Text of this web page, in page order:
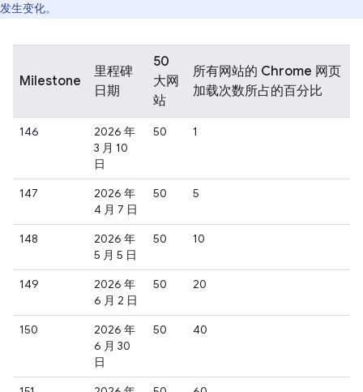
发生变化。
Milestone
里程碑
日期
50
大网
站
所有网站的 Chrome 网页
加载次数所占的百分比
146
2026 年
3 月 10
日
50 1
147
2026 年
4 月 7 日
50 5
148
2026 年
5 月 5 日
50 10
149
2026 年
6 月 2 日
50 20
150
2026 年
6 月 30
日
50 40